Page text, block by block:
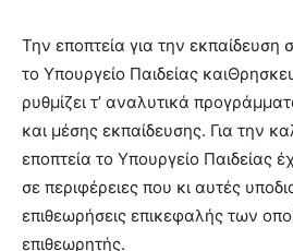
Την εποπτεία για την εκπαίδευση
το Υπουργείο Παιδείας
ρυθμίζει τ’ αναλυτικά
και μέσης εκπαίδευσης. Για την
εποπτεία το Υπουργείο Παιδείας
σε περιφέρειες που κι αυτές
επιθεωρήσεις επικεφαλής των
επιθεωρητής.